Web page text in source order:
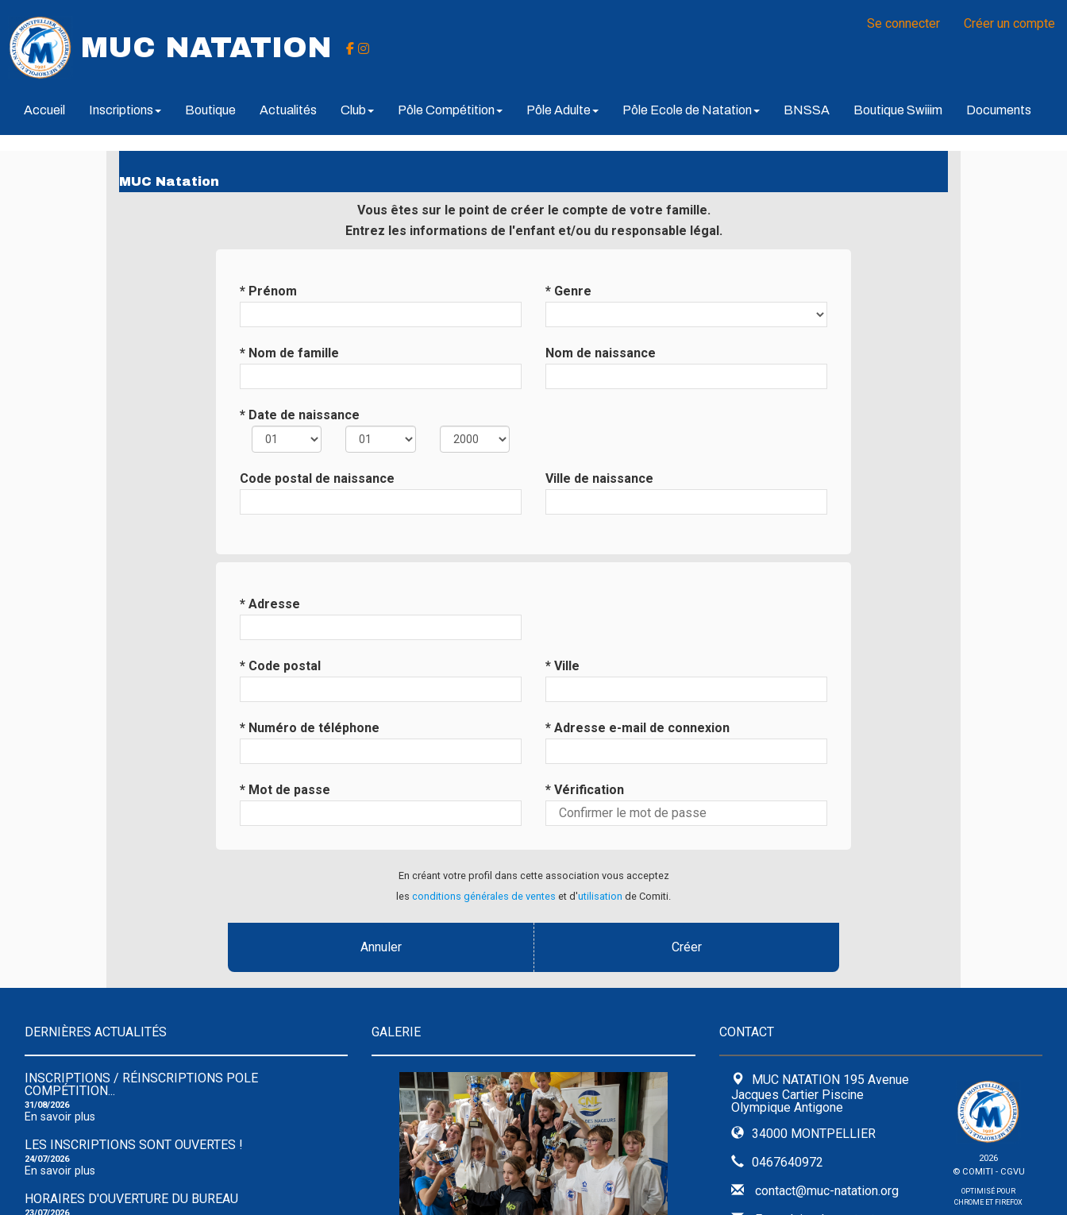
MUC NATATION
Se connecter Créer un compte
Accueil Inscriptions Boutique Actualités Club Pôle Compétition Pôle Adulte Pôle Ecole de Natation BNSSA Boutique Swiiim Documents
MUC Natation
Vous êtes sur le point de créer le compte de votre famille.
Entrez les informations de l'enfant et/ou du responsable légal.
* Prénom * Genre
* Nom de famille Nom de naissance
* Date de naissance
Code postal de naissance Ville de naissance
* Adresse
* Code postal * Ville
* Numéro de téléphone * Adresse e-mail de connexion
* Mot de passe * Vérification
En créant votre profil dans cette association vous acceptez
les conditions générales de ventes et d'utilisation de Comiti.
Annuler Créer
DERNIÈRES ACTUALITÉS
INSCRIPTIONS / RÉINSCRIPTIONS POLE
COMPÉTITION...
31/08/2026
En savoir plus
LES INSCRIPTIONS SONT OUVERTES !
24/07/2026
En savoir plus
HORAIRES D'OUVERTURE DU BUREAU
GALERIE CONTACT
MUC NATATION 195 Avenue
Jacques Cartier Piscine
Olympique Antigone
34000 MONTPELLIER
0467640972
contact@muc-natation.org
2026
© COMITI - CGVU
OPTIMISÉ POUR
CHROME ET FIREFOX